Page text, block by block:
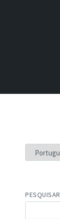
ESCOLHA
PESQUISAR